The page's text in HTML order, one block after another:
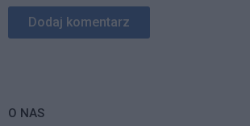
O NAS